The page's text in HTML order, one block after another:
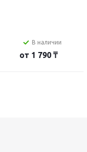
В наличии
от 1 790 ₸